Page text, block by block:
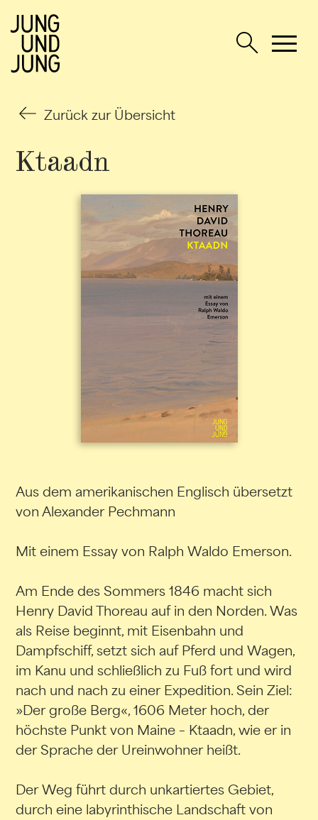
Zurück zur Übersicht
Ktaadn
Aus dem amerikanischen Englisch übersetzt
von Alexander Pechmann
Mit einem Essay von Ralph Waldo Emerson.
Am Ende des Sommers 1846 macht sich
Henry David Thoreau auf in den Norden. Was
als Reise beginnt, mit Eisenbahn und
Dampfschiff, setzt sich auf Pferd und Wagen,
im Kanu und schließlich zu Fuß fort und wird
nach und nach zu einer Expedition. Sein Ziel:
»Der große Berg«, 1606 Meter hoch, der
höchste Punkt von Maine – Ktaadn, wie er in
der Sprache der Ureinwohner heißt.
Der Weg führt durch unkartiertes Gebiet,
durch eine labyrinthische Landschaft von